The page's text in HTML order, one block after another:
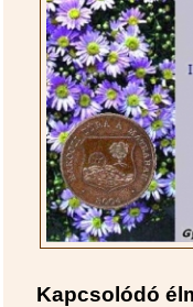
Kapcsolódó